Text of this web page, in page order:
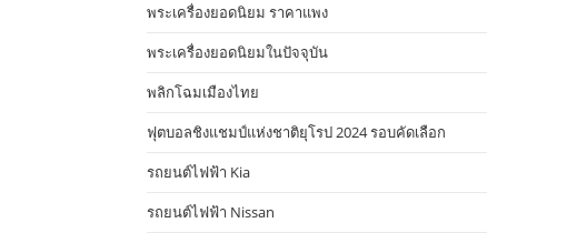
พระเครื่องยอดนิยม ราคาแพง
พระเครื่องยอดนิยมในปัจจุบัน
พลิกโฉมเมืองไทย
ฟุตบอลชิงแชมป์แห่งชาติยุโรป 2024 รอบคัดเลือก
รถยนต์ไฟฟ้า Kia
รถยนต์ไฟฟ้า Nissan